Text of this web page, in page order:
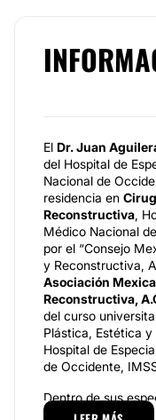
El Dr. Juan
del Hospital de
Nacional de
residencia en
Reconstructiva,
Médico Nacional
por el “Consejo
y Reconstructiva,
Asociación
Reconstructiva,
del curso
Plástica, Estética
Hospital de
de Occidente,
Dentro de sus
Liposucción de